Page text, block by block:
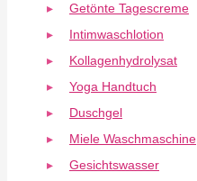
Getönte Tagescreme
Intimwaschlotion
Kollagenhydrolysat
Yoga Handtuch
Duschgel
Miele Waschmaschine
Gesichtswasser